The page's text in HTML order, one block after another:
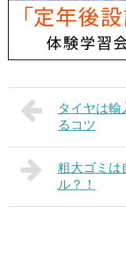
タイヤは輸
るコツ
粗大ゴミは
ル？！